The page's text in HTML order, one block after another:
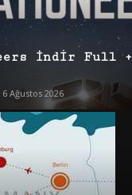
İndir Full +
6 Ağustos 2026